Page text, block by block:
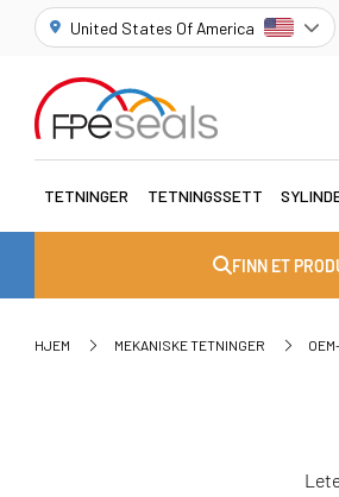
United States Of America
TETNINGER TETNINGSSETT
FINN ET
HJEM MEKANISKE TETNINGER